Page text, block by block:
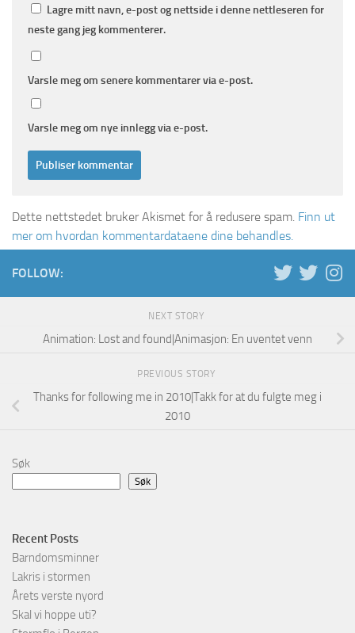
Lagre mitt navn, e-post og nettside i denne nettleseren for
neste gang jeg kommenterer.
Varsle meg om senere kommentarer via e-post.
Varsle meg om nye innlegg via e-post.
Dette nettstedet bruker Akismet for å redusere spam. Finn ut
mer om hvordan kommentardataene dine behandles.
FOLLOW:
NEXT STORY
Animation: Lost and found|Animasjon: En uventet venn
PREVIOUS STORY
Thanks for following me in 2010|Takk for at du fulgte meg i
2010
Søk
Søk
Recent Posts
Barndomsminner
Lakris i stormen
Årets verste nyord
Skal vi hoppe uti?